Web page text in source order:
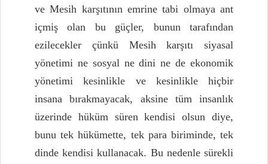
ve Mesih karşıtının emrine tabi olmaya ant
içmiş olan bu güçler, bunun tarafından
ezilecekler çünkü Mesih karşıtı siyasal
yönetimi ne sosyal ne dini ne de ekonomik
yönetimi kesinlikle ve kesinlikle hiçbir
insana bırakmayacak, aksine tüm insanlık
üzerinde hüküm süren kendisi olsun diye,
bunu tek hükümette, tek para biriminde, tek
dinde kendisi kullanacak. Bu nedenle sürekli